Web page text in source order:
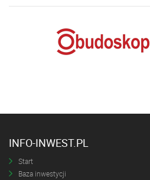
INFO-INWEST.PL
Start
Baza inwestycji